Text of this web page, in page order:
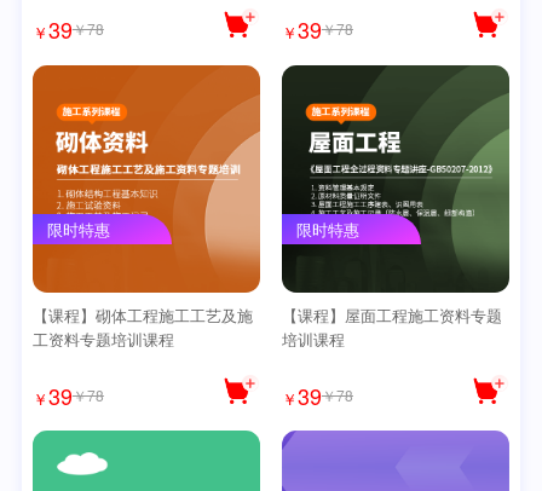
￥39￥78 ￥39￥78
限时特惠
【课程】砌体工程施工工艺及施
工资料专题培训课程
￥39￥78
限时特惠
【课程】屋面工程施工资料专题
培训课程
￥39￥78